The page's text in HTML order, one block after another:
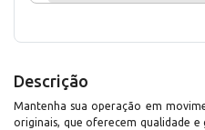
Descrição
Mantenha sua operação em
originais, que oferecem qualidade